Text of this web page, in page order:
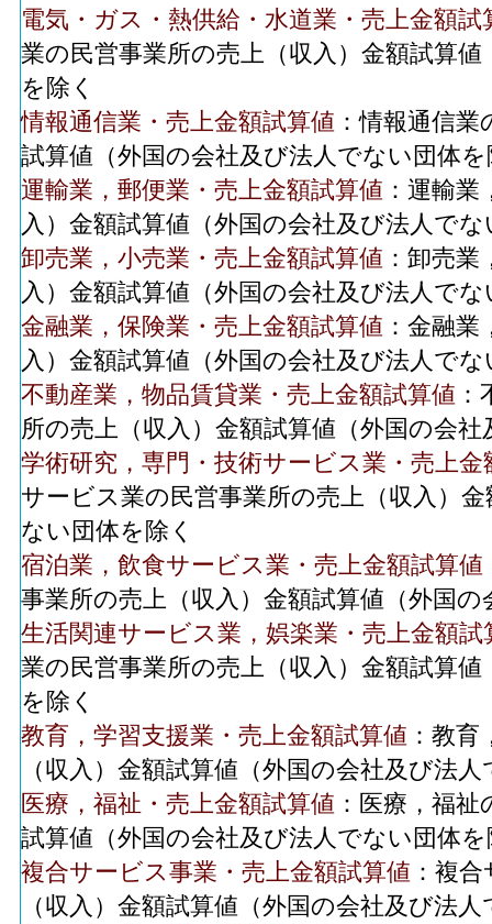
電気・ガス・熱供給・水道業・売上金額試
業の民営事業所の売上（収入）金額試算
を除く
情報通信業・売上金額試算値 ：情報通信
試算値（外国の会社及び法人でない団体
運輸業，郵便業・売上金額試算値 ：運輸
入）金額試算値（外国の会社及び法人で
卸売業，小売業・売上金額試算値 ：卸売
入）金額試算値（外国の会社及び法人で
金融業，保険業・売上金額試算値 ：金融
入）金額試算値（外国の会社及び法人で
不動産業，物品賃貸業・売上金額試算値
所の売上（収入）金額試算値（外国の会
学術研究，専門・技術サービス業・売上金
サービス業の民営事業所の売上（収入）
ない団体を除く
宿泊業，飲食サービス業・売上金額試算値
事業所の売上（収入）金額試算値（外国
生活関連サービス業，娯楽業・売上金額試
業の民営事業所の売上（収入）金額試算
を除く
教育，学習支援業・売上金額試算値 ：教
（収入）金額試算値（外国の会社及び法
医療，福祉・売上金額試算値 ：医療，福
試算値（外国の会社及び法人でない団体
複合サービス事業・売上金額試算値 ：複
（収入）金額試算値（外国の会社及び法